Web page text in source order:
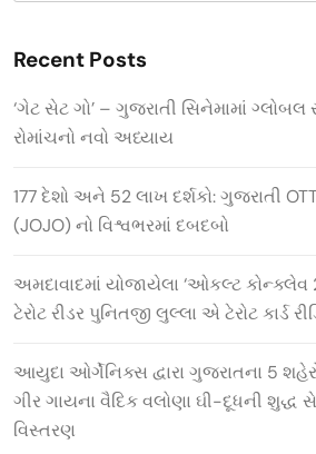
Recent Posts
‘ગેટ સેટ ગો’ – ગુજરાતી સિનેમામાં
રોમાંચનો નવો અધ્યાય
177 દેશો અને 52 લાખ દર્શકો: ગુજરાતી OTT
(JOJO) નો વિશ્વભરમાં દબદબો
અમદાવાદમાં યોજાયેલા ‘ઓકલ્ટ
ટેરોટ રીડર પુનિતજી લુલ્લા એ ટેરોટ કાર્ડ
આયુદા ઓર્ગેનિક્સ દ્વારા ગુજરાતના 5
ગીર ગાયના વૈદિક વલોણા ઘી-દૂધની શુદ્ધ
વિસ્તરણ